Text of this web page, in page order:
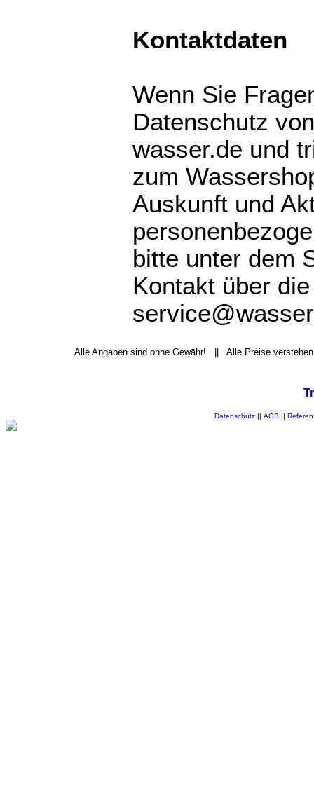
Kontaktdaten
Wenn Sie
Datenschutz
wasser.de und
zum
Auskunft und
bitte unter dem
Kontakt über
Alle Angaben sind ohne Gewähr! || Alle Preise
Datenschutz|| AGB ||